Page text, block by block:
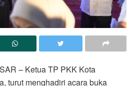
– Ketua TP PKK Kota
turut menghadiri acara buka